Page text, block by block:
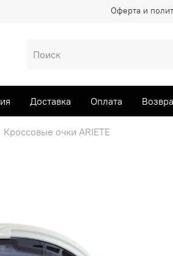
Оферта и
Доставка Оплата
Кроссовые очки ARIETE